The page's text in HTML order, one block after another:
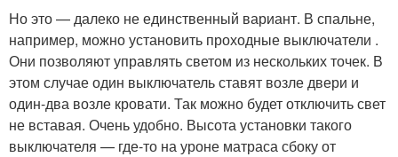
Но это — далеко не единственный вариант. В спальне,
например, можно установить проходные выключатели .
Они позволяют управлять светом из нескольких точек. В
этом случае один выключатель ставят возле двери и
один-два возле кровати. Так можно будет отключить свет
не вставая. Очень удобно. Высота установки такого
выключателя — где-то на уроне матраса сбоку от